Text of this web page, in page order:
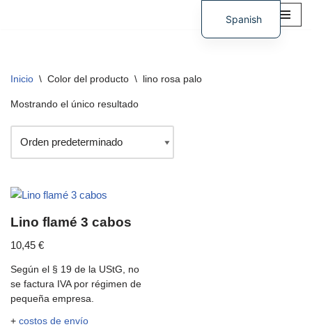
Inicio \ Color del producto \ lino rosa palo
Mostrando el único resultado
Lino flamé 3 cabos
10,45 €
Según el § 19 de la UStG, no
se factura IVA por régimen de
pequeña empresa.
+ costos de envío
Spanish
German